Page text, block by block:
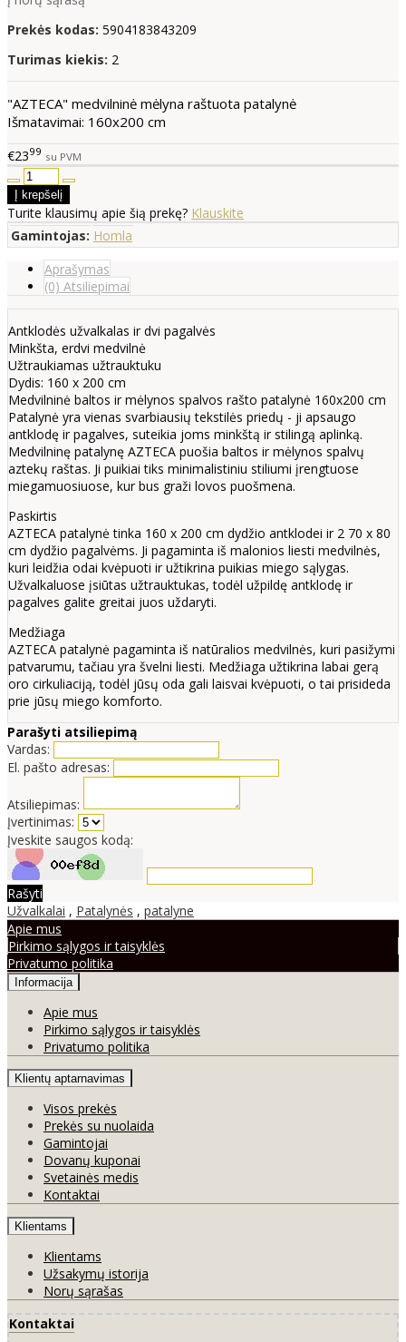
Prekės kodas: 5904183843209
Turimas kiekis: 2
"AZTECA" medvilninė mėlyna raštuota patalynė
Išmatavimai: 160x200 cm
€2399 su PVM
Turite klausimų apie šią prekę? Klauskite
Gamintojas: Homla
Aprašymas
(0) Atsiliepimai
Antklodės užvalkalas ir dvi pagalvės
Minkšta, erdvi medvilnė
Užtraukiamas užtrauktuku
Dydis: 160 x 200 cm
Medvilninė baltos ir mėlynos spalvos rašto patalynė 160x200 cm
Patalynė yra vienas svarbiausių tekstilės priedų - ji apsaugo
antklodę ir pagalves, suteikia joms minkštą ir stilingą aplinką.
Medvilninę patalynę AZTECA puošia baltos ir mėlynos spalvų
aztekų raštas. Ji puikiai tiks minimalistiniu stiliumi įrengtuose
miegamuosiuose, kur bus graži lovos puošmena.
Paskirtis
AZTECA patalynė tinka 160 x 200 cm dydžio antklodei ir 2 70 x 80
cm dydžio pagalvėms. Ji pagaminta iš malonios liesti medvilnės,
kuri leidžia odai kvėpuoti ir užtikrina puikias miego sąlygas.
Užvalkaluose įsiūtas užtrauktukas, todėl užpildę antklodę ir
pagalves galite greitai juos uždaryti.
Medžiaga
AZTECA patalynė pagaminta iš natūralios medvilnės, kuri pasižymi
patvarumu, tačiau yra švelni liesti. Medžiaga užtikrina labai gerą
oro cirkuliaciją, todėl jūsų oda gali laisvai kvėpuoti, o tai prisideda
prie jūsų miego komforto.
Parašyti atsiliepimą
Vardas:
El. pašto adresas:
Atsiliepimas:
Įvertinimas:
Įveskite saugos kodą:
Rašyti
Užvalkalai , Patalynės , patalyne
Apie mus
Pirkimo sąlygos ir taisyklės
Privatumo politika
Informacija
Apie mus
Pirkimo sąlygos ir taisyklės
Privatumo politika
Klientų aptarnavimas
Visos prekės
Prekės su nuolaida
Gamintojai
Dovanų kuponai
Svetainės medis
Kontaktai
Klientams
Klientams
Užsakymų istorija
Norų sąrašas
Kontaktai